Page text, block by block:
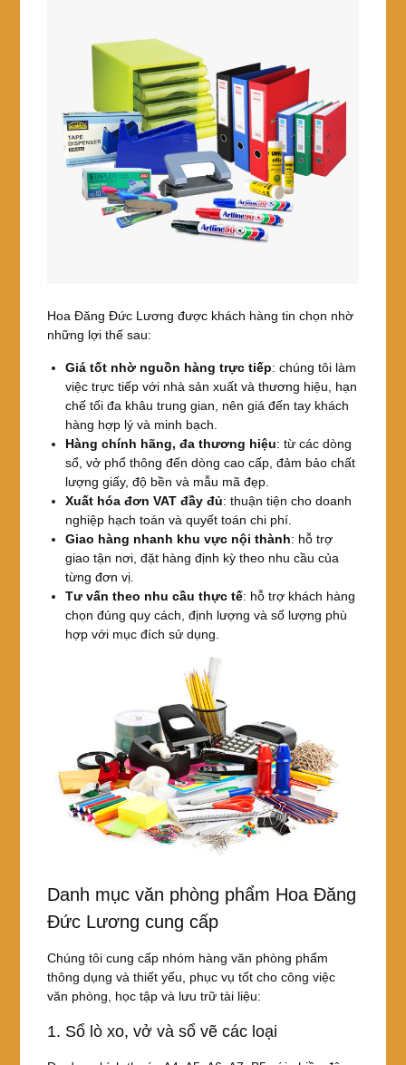
Hoa Đăng Đức Lương được khách hàng tin chọn nhờ
những lợi thế sau:
Giá tốt nhờ nguồn hàng trực tiếp: chúng tôi làm
việc trực tiếp với nhà sản xuất và thương hiệu, hạn
chế tối đa khâu trung gian, nên giá đến tay khách
hàng hợp lý và minh bạch.
Hàng chính hãng, đa thương hiệu: từ các dòng
sổ, vở phổ thông đến dòng cao cấp, đảm bảo chất
lượng giấy, độ bền và mẫu mã đẹp.
Xuất hóa đơn VAT đầy đủ: thuận tiện cho doanh
nghiệp hạch toán và quyết toán chi phí.
Giao hàng nhanh khu vực nội thành: hỗ trợ
giao tận nơi, đặt hàng định kỳ theo nhu cầu của
từng đơn vị.
Tư vấn theo nhu cầu thực tế: hỗ trợ khách hàng
chọn đúng quy cách, định lượng và số lượng phù
hợp với mục đích sử dụng.
Danh mục văn phòng phẩm Hoa Đăng
Đức Lương cung cấp
Chúng tôi cung cấp nhóm hàng văn phòng phẩm
thông dụng và thiết yếu, phục vụ tốt cho công việc
văn phòng, học tập và lưu trữ tài liệu:
1. Sổ lò xo, vở và sổ vẽ các loại